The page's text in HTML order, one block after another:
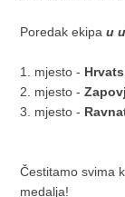
​Poredak ekipau
1. mjesto -
2. mjesto -
3. mjesto -
Čestitamo svima
medalja!